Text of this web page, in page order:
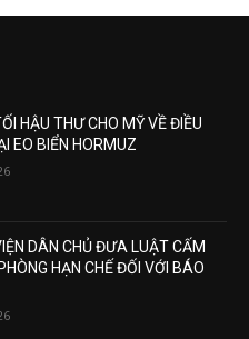
HẬU THƯ CHO MỸ VỀ ĐIỀU
EO BIỂN HORMUZ
DÂN CHỦ ĐƯA LUẬT CẤM
HẠN CHẾ ĐỐI VỚI BÁO